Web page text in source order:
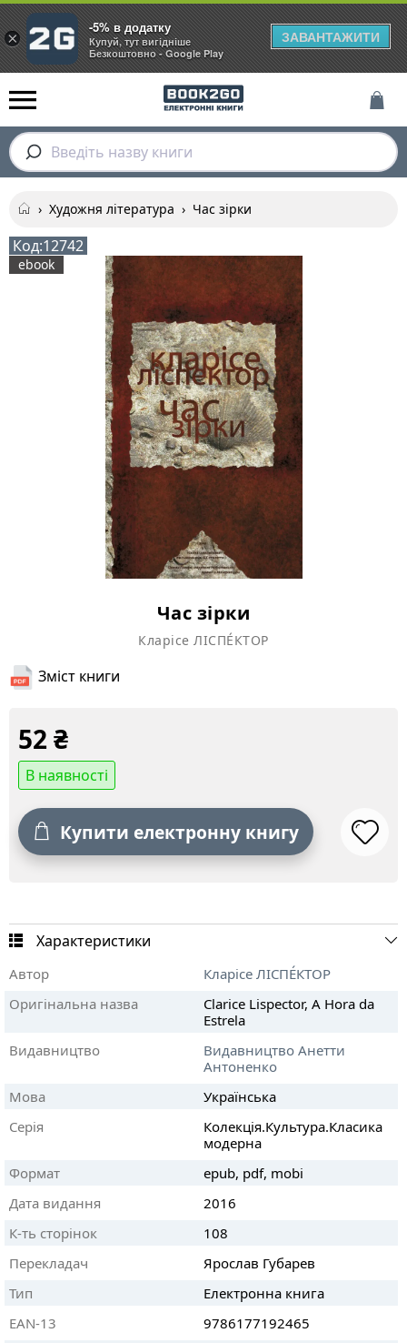
Введіть назву книги
› Художня література › Час зірки
Код:12742
ebook
Час зірки
Кларісе ЛІСПÉКТОР
Зміст книги
52 ₴
В наявності
Купити електронну книгу
Характеристики
Автор
Кларісе ЛІСПÉКТОР
Оригінальна назва
Clarice Lispector, A Hora da
Estrela
Видавництво
Видавництво Анетти
Антоненко
Мова
Українська
Серія
Колекція.Культура.Класика
модерна
Формат
epub, pdf, mobi
Дата видання
2016
К-ть сторінок
108
Перекладач
Ярослав Губарев
Тип
Електронна книга
EAN-13
9786177192465
×
-5% в додатку
Купуй, тут вигідніше
Безкоштовно - Google Play
ЗАВАНТАЖИТИ